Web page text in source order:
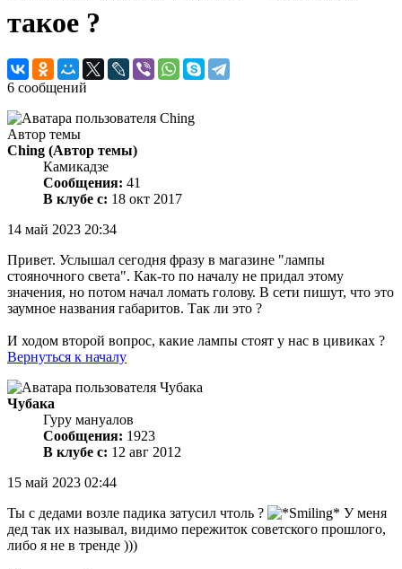
такое ?
6 сообщений
Автор темы
Ching (Автор темы)
Камикадзе
Сообщения: 41
В клубе с: 18 окт 2017
14 май 2023 20:34
Привет. Услышал сегодня фразу в магазине "лампы
стояночного света". Как-то по началу не придал этому
значения, но потом начал ломать голову. В сети пишут, что это
заумное названия габаритов. Так ли это ?
И ходом второй вопрос, какие лампы стоят у нас в цивиках ?
Вернуться к началу
Чубака
Гуру мануалов
Сообщения: 1923
В клубе с: 12 авг 2012
15 май 2023 02:44
Ты с дедами возле падика затусил чтоль ?
У меня
дед так их называл, видимо пережиток советского прошлого,
либо я не в тренде )))